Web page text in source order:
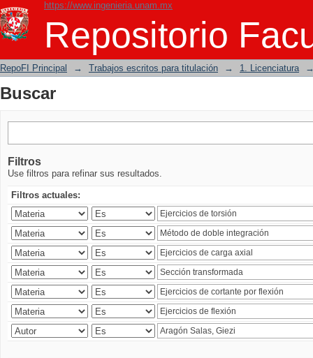
https://www.ingenieria.unam.mx
Repositorio
Buscar
RepoFI Principal → Trabajos escritos para titulación → 1. Licenciatura
Buscar
Filtros
Use filtros para refinar sus resultados.
Filtros actuales: